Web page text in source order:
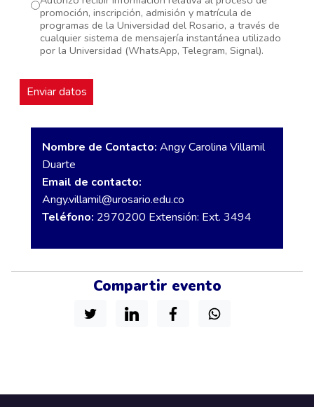
promoción, inscripción, admisión y matrícula de
programas de la Universidad del Rosario, a través de
cualquier sistema de mensajería instantánea utilizado
por la Universidad (WhatsApp, Telegram, Signal).
Nombre de Contacto: Angy Carolina Villamil
Duarte
Email de contacto:
Angy.villamil@urosario.edu.co
Teléfono: 2970200 Extensión: Ext. 3494
Compartir evento